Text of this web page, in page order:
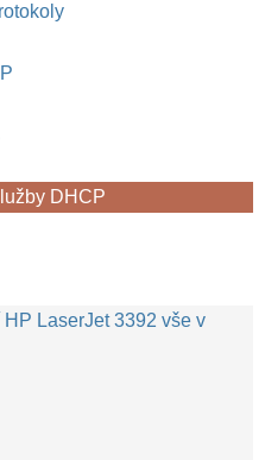
DHCP
LaserJet 3392 vše v